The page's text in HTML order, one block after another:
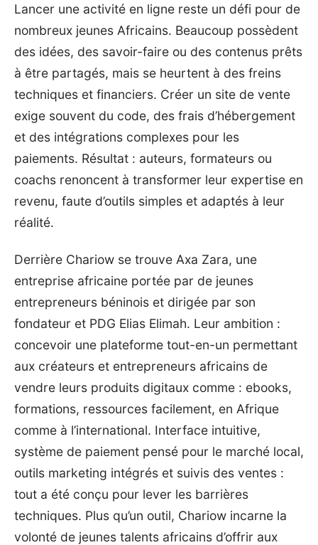
Lancer une activité en ligne reste un défi pour de
nombreux jeunes Africains. Beaucoup possèdent
des idées, des savoir-faire ou des contenus prêts
à être partagés, mais se heurtent à des freins
techniques et financiers. Créer un site de vente
exige souvent du code, des frais d’hébergement
et des intégrations complexes pour les
paiements. Résultat : auteurs, formateurs ou
coachs renoncent à transformer leur expertise en
revenu, faute d’outils simples et adaptés à leur
réalité.
Derrière Chariow se trouve Axa Zara, une
entreprise africaine portée par de jeunes
entrepreneurs béninois et dirigée par son
fondateur et PDG Elias Elimah. Leur ambition :
concevoir une plateforme tout-en-un permettant
aux créateurs et entrepreneurs africains de
vendre leurs produits digitaux comme : ebooks,
formations, ressources facilement, en Afrique
comme à l’international. Interface intuitive,
système de paiement pensé pour le marché local,
outils marketing intégrés et suivis des ventes :
tout a été conçu pour lever les barrières
techniques. Plus qu’un outil, Chariow incarne la
volonté de jeunes talents africains d’offrir aux